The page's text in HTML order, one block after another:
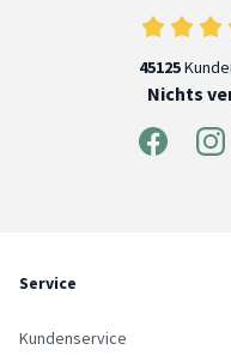
45125
Nichts
Service
Kundenservice